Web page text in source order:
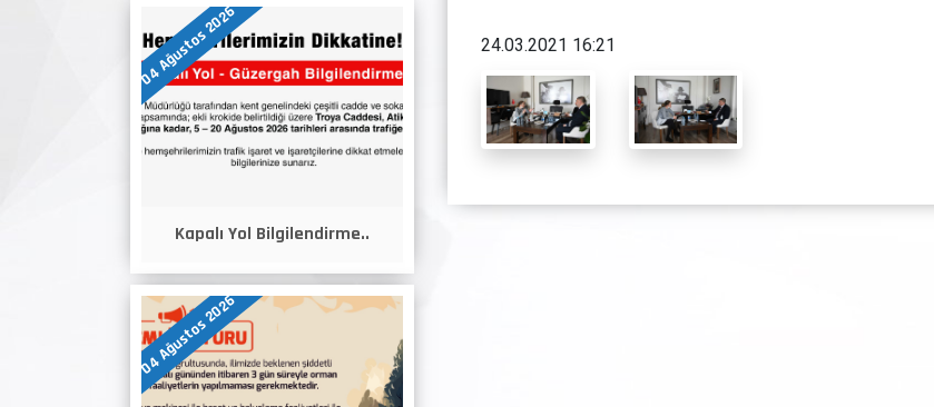
04 Ağustos 2026
Kapalı Yol Bilgilendirme..
04 Ağustos 2026
24.03.2021 16:21